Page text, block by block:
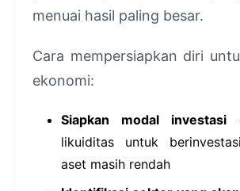
menuai hasil paling besar.
Cara mempersiapkan diri
ekonomi:
Siapkan modal investasi
likuiditas untuk
aset masih rendah